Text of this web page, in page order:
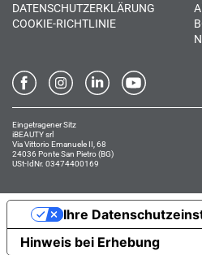
DATENSCHUTZERKLÄRUNG
COOKIE-RICHTLINIE
Eingetragener Sitz
iBEAUTY srl
Via Vittorio Emanuele II, 68
24036 Ponte San Pietro (BG)
USt-IdNr. 03474400169
Hinweis bei Erhebung
Ihre